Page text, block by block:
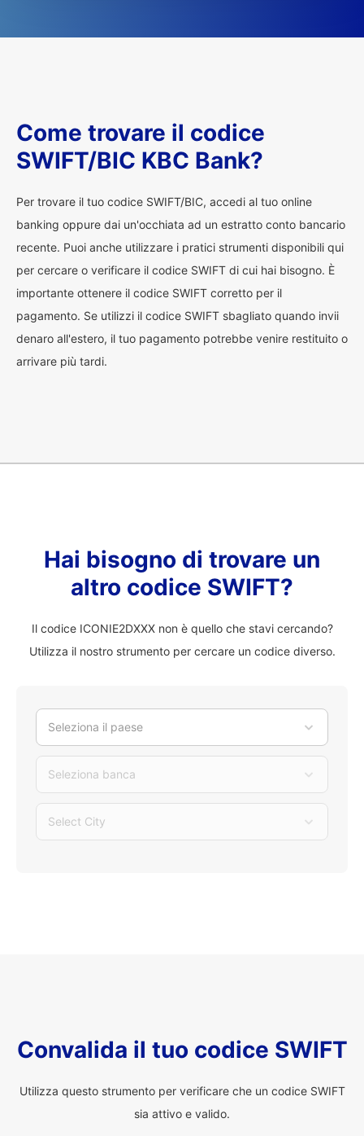
Come trovare il codice
SWIFT/BIC KBC Bank?
Per trovare il tuo codice SWIFT/BIC, accedi al tuo online
banking oppure dai un'occhiata ad un estratto conto bancario
recente. Puoi anche utilizzare i pratici strumenti disponibili qui
per cercare o verificare il codice SWIFT di cui hai bisogno. È
importante ottenere il codice SWIFT corretto per il
pagamento. Se utilizzi il codice SWIFT sbagliato quando invii
denaro all'estero, il tuo pagamento potrebbe venire restituito o
arrivare più tardi.
Hai bisogno di trovare un
altro codice SWIFT?
Il codice ICONIE2DXXX non è quello che stavi cercando?
Utilizza il nostro strumento per cercare un codice diverso.
Seleziona il paese
Seleziona banca
Select City
Convalida il tuo codice SWIFT
Utilizza questo strumento per verificare che un codice SWIFT
sia attivo e valido.